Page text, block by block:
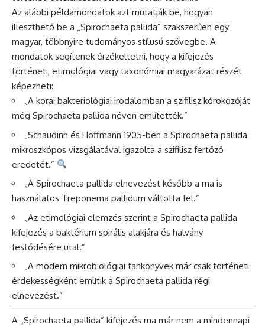
Az alábbi példamondatok azt mutatják be, hogyan
illeszthető be a „Spirochaeta pallida” szakszerűen egy
magyar, többnyire tudományos stílusú szövegbe. A
mondatok segítenek érzékeltetni, hogy a kifejezés
történeti, etimológiai vagy taxonómiai magyarázat részét
képezheti:
„A korai bakteriológiai irodalomban a szifilisz kórokozóját
még Spirochaeta pallida néven említették.”
„Schaudinn és Hoffmann 1905-ben a Spirochaeta pallida
mikroszkópos vizsgálatával igazolta a szifilisz fertőző
eredetét.”
„A Spirochaeta pallida elnevezést később a ma is
használatos Treponema pallidum váltotta fel.”
„Az etimológiai elemzés szerint a Spirochaeta pallida
kifejezés a baktérium spirális alakjára és halvány
festődésére utal.”
„A modern mikrobiológiai tankönyvek már csak történeti
érdekességként említik a Spirochaeta pallida régi
elnevezést.”
A „Spirochaeta pallida” kifejezés ma már nem a mindennapi